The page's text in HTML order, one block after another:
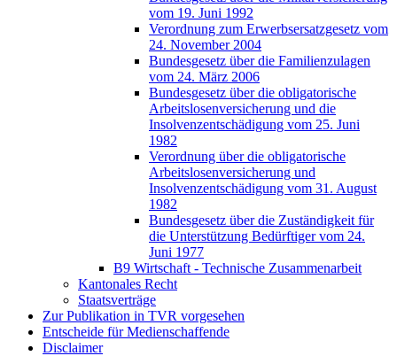
vom 19. Juni 1992
Verordnung zum Erwerbsersatzgesetz vom
24. November 2004
Bundesgesetz über die Familienzulagen
vom 24. März 2006
Bundesgesetz über die obligatorische
Arbeitslosenversicherung und die
Insolvenzentschädigung vom 25. Juni
1982
Verordnung über die obligatorische
Arbeitslosenversicherung und
Insolvenzentschädigung vom 31. August
1982
Bundesgesetz über die Zuständigkeit für
die Unterstützung Bedürftiger vom 24.
Juni 1977
B9 Wirtschaft - Technische Zusammenarbeit
Kantonales Recht
Staatsverträge
Zur Publikation in TVR vorgesehen
Entscheide für Medienschaffende
Disclaimer